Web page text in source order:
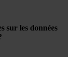
sur les données